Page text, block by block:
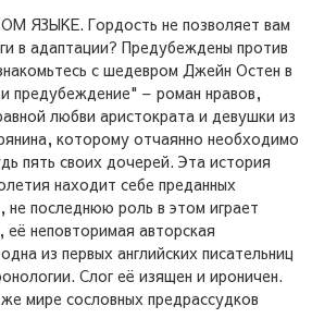
ЯЗЫКЕ. Гордость не позволяет вам
в адаптации? Предубеждены против
с шедевром Джейн Остен в
предубеждение" – роман нравов,
любви аристократа и девушки из
которому отчаянно необходимо
пять своих дочерей. Эта история
находит себе преданных
не последнюю роль в этом играет
неповторимая авторская
из первых английских писательниц
Слог её изящен и ироничен.
мире сословных предрассудков